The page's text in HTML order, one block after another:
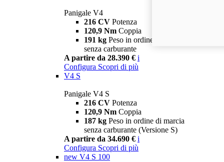
Panigale V4
216 CV Potenza
120,9 Nm Coppia
191 kg Peso in ordine di marcia
senza carburante
A partire da 28.390 € i
Configura Scopri di più
V4 S
Panigale V4 S
216 CV Potenza
120,9 Nm Coppia
187 kg Peso in ordine di marcia
senza carburante (Versione S)
A partire da 34.690 € i
Configura Scopri di più
new V4 S 100